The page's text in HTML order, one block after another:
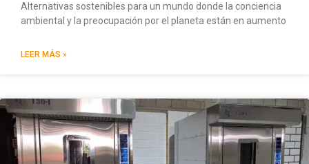
Alternativas sostenibles para un mundo donde la conciencia
ambiental y la preocupación por el planeta están en aumento
LEER MÁS »